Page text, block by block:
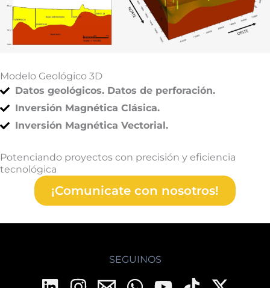
Modelo Geológico 3D
Datos geológicos. Datos de perforación.
Inversión Magnética Clásica.
Inversión Magnética Vectorial.
Potenciando proyectos con precisión y eficiencia
tecnológica
¡Comunicate con nosotros!
SEGUINOS